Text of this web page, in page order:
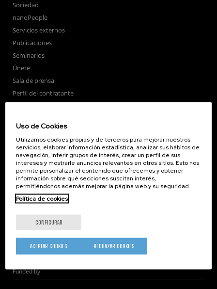
Sociedad
nanoPeople
Servicios externos
Publicaciones
Seminarios
Únete
Sala de prensa
Perfil del contratante
Nanoóptica
Autoensamblado
Nanobiosistemas
Nanodispositivos
Microscopía Electrónica
Teoría
Microscopía de Detección Cuántica
Nanoingeniería
Hardware Cuántico
Funded by
Uso de Cookies
Utilizamos cookies propias y de terceros para mejorar nuestros
servicios, elaborar información estadística, analizar sus hábitos de
navegación, inferir grupos de interés, crear un perfil de sus
intereses y mostrarle anuncios relevantes en otros sitios. Esto nos
permite personalizar el contenido que ofrecemos y obtener
información sobre qué secciones suscitan interés,
permitiéndonos además mejorar la página web y su seguridad.
Política de cookies
CONFIGURAR
RECHAZAR COOKIES
ACEPTAR COOKIES